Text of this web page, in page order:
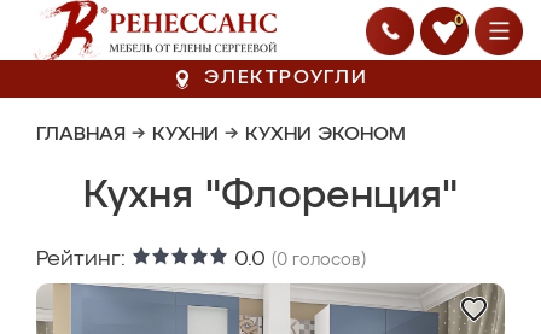
0
ЭЛЕКТРОУГЛИ
ГЛАВНАЯ → КУХНИ → КУХНИ ЭКОНОМ
Кухня "Флоренция"
Рейтинг: 0.0 (0 голосов)